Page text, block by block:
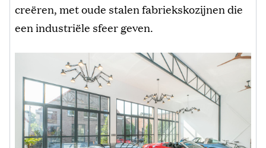
creëren, met oude stalen fabriekskozijnen die
een industriële sfeer geven.